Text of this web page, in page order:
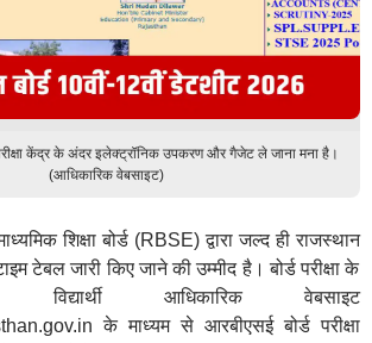
केंद्र के अंदर इलेक्ट्रॉनिक उपकरण और गैजेट ले जाना मना है।
(आधिकारिक वेबसाइट)
शिक्षा बोर्ड (RBSE) द्वारा जल्द ही राजस्थान
टेबल जारी किए जाने की उम्मीद है। बोर्ड परीक्षा के
आधिकारिक वेबसाइट
के माध्यम से आरबीएसई बोर्ड परीक्षा